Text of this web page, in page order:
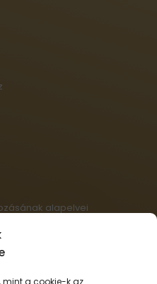
a cookie-k az
alapelvei